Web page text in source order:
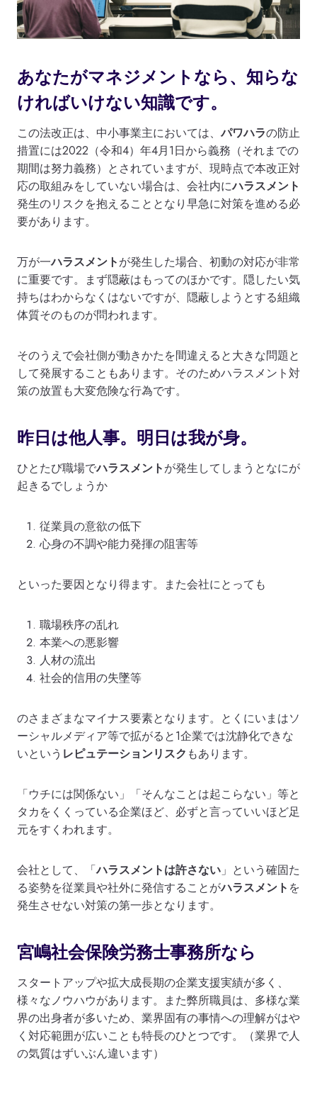
あなたがマネジメントなら、知らな
ければいけない知識です。
この法改正は、中小事業主においては、パワハラの防止
措置には2022（令和4）年4月1日から義務（それまでの
期間は努力義務）とされていますが、現時点で本改正対
応の取組みをしていない場合は、会社内にハラスメント
発生のリスクを抱えることとなり早急に対策を進める必
要があります。
万が一ハラスメントが発生した場合、初動の対応が非常
に重要です。まず隠蔽はもってのほかです。隠したい気
持ちはわからなくはないですが、隠蔽しようとする組織
体質そのものが問われます。
そのうえで会社側が動きかたを間違えると大きな問題と
して発展することもあります。そのためハラスメント対
策の放置も大変危険な行為です。
昨日は他人事。明日は我が身。
ひとたび職場でハラスメントが発生してしまうとなにが
起きるでしょうか
従業員の意欲の低下
心身の不調や能力発揮の阻害等
といった要因となり得ます。また会社にとっても
職場秩序の乱れ
本業への悪影響
人材の流出
社会的信用の失墜等
のさまざまなマイナス要素となります。とくにいまはソ
ーシャルメディア等で拡がると1企業では沈静化できな
いという レピュテーションリスク もあります。
「ウチには関係ない」「そんなことは起こらない」等と
タカをくくっている企業ほど、必ずと言っていいほど足
元をすくわれます。
会社として、「ハラスメントは許さない 」という確固た
る姿勢を従業員や社外に発信することがハラスメント を
発生させない対策の第一歩となります。
宮嶋社会保険労務士事務所なら
スタートアップや拡大成長期の企業支援実績が多く、
様々なノウハウがあります。また弊所職員は、多様な業
界の出身者が多いため、業界固有の事情への理解がはや
く対応範囲が広いことも特長のひとつです。（業界で人
の気質はずいぶん違います）